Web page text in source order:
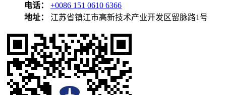
电话：
+0086 151 0610 6366
地址：
江苏省镇江市高新技术产业开发区留脉路1号